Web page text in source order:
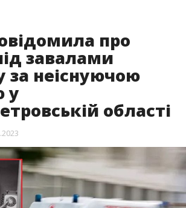
про
завалами
за неіснуючою
у
області